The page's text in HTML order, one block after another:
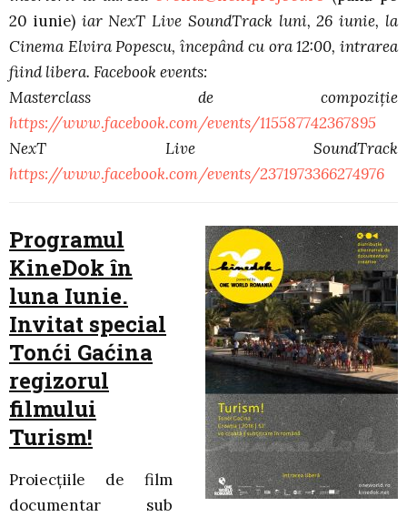
20 iunie)iar NexT Live SoundTrack luni, 26 iunie, la
Cinema Elvira Popescu, începând cu ora 12:00, intrarea
fiind libera. Facebook events:
Masterclass de compoziție
https://www.facebook.com/events/115587742367895
NexT Live SoundTrack
https://www.facebook.com/events/2371973366274976
Programul
KineDok în
luna Iunie.
Invitat special
Tonći Gaćina
regizorul
filmului
Turism!
Proiecțiile de film
documentar sub